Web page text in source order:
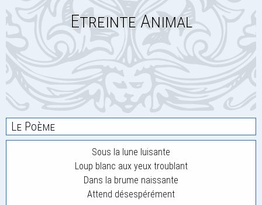
Etreinte Animal
Le Poème
Sous la lune luisante
Loup blanc aux yeux troublant
Dans la brume naissante
Attend désespérément